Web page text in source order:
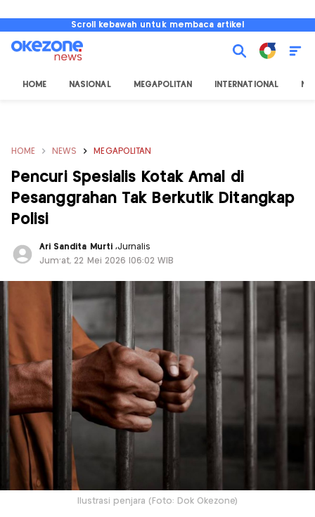
Scroll kebawah untuk membaca artikel
HOME NASIONAL MEGAPOLITAN INTERNATIONAL
HOME NEWS MEGAPOLITAN
Pencuri Spesialis Kotak Amal di
Pesanggrahan Tak Berkutik Ditangkap
Polisi
Ari Sandita Murti ,Jurnalis
Jum'at, 22 Mei 2026 |06:02 WIB
Ilustrasi penjara (Foto: Dok Okezone)